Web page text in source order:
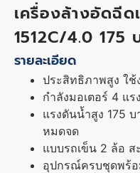
เครื่องล้างอัดฉี
1512C/4.0 175
รายละเอียด
ประสิทธิภาพสูง ใช้
กำลังมอเตอร์ 4 แร
แรงดันน้ำสูง 175
หมดจด
แบบรถเข็น 2 ล้อ ส
อุปกรณ์ครบชุดพร้อ